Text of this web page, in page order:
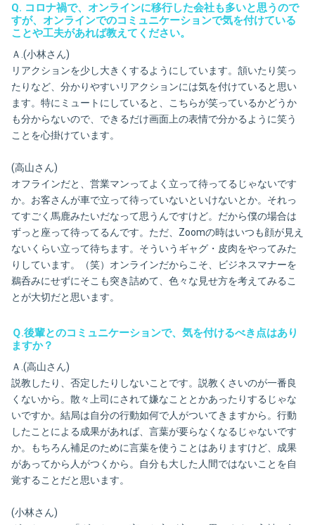
Q. コロナ禍で、オンラインに移行した会社も多いと思うので
すが、オンラインでのコミュニケーションで気を付けている
ことや工夫があれば教えてください。
Ａ.(小林さん)
リアクションを少し大きくするようにしています。頷いたり笑っ
たりなど、分かりやすいリアクションには気を付けていると思い
ます。特にミュートにしていると、こちらが笑っているかどうか
も分からないので、できるだけ画面上の表情で分かるように笑う
ことを心掛けています。
(高山さん)
オフラインだと、営業マンってよく立って待ってるじゃないです
か。お客さんが車で立って待っていないといけないとか。それっ
てすごく馬鹿みたいだなって思うんですけど。だから僕の場合は
ずっと座って待ってるんです。ただ、Zoomの時はいつも顔が見え
ないくらい立って待ちます。そういうギャグ・皮肉をやってみた
りしています。（笑）オンラインだからこそ、ビジネスマナーを
鵜呑みにせずにそこも突き詰めて、色々な見せ方を考えてみるこ
とが大切だと思います。
Ｑ.後輩とのコミュニケーションで、気を付けるべき点はあり
ますか？
Ａ.(高山さん)
説教したり、否定したりしないことです。説教くさいのが一番良
くないから。散々上司にされて嫌なこととかあったりするじゃな
いですか。結局は自分の行動如何で人がついてきますから。行動
したことによる成果があれば、言葉が要らなくなるじゃないです
か。もちろん補足のために言葉を使うことはありますけど、成果
があってから人がつくから。自分も大した人間ではないことを自
覚することだと思います。
(小林さん)